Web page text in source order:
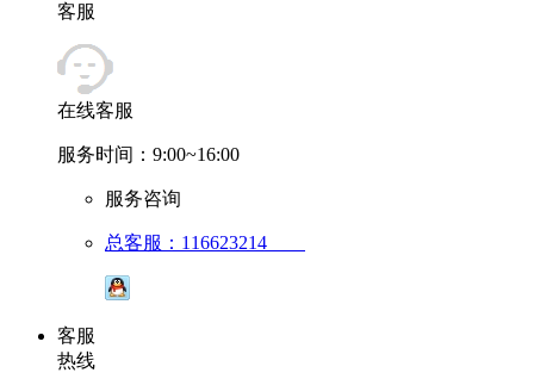
客服
在线客服
服务时间：9:00~16:00
服务咨询
总客服：116623214
客服
热线